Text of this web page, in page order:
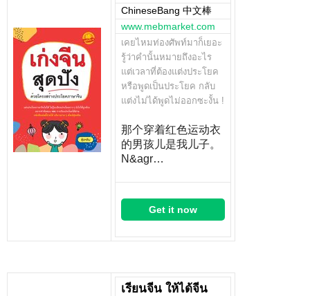
ChineseBang 中文棒
www.mebmarket.com
เคยไหมท่องศัพท์มาก็เยอะ
รู้ว่าคำนั้นหมายถึงอะไร
แต่เวลาที่ต้องแต่งประโยค
หรือพูดเป็นประโยค กลับ
แต่งไม่ได้พูดไม่ออกซะงั้น !
那个穿着红色运动衣
的男孩儿是我儿子。
N&agr…
Get it now
เรียนจีน ให้ได้จีน